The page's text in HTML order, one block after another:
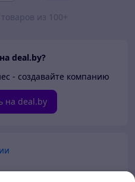
из 100+
deal.by?
- создавайте компанию
на deal.by